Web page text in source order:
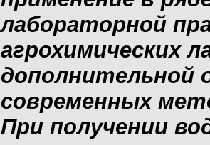
лабораторной
агрохимических
дополнительной
современных
При получении